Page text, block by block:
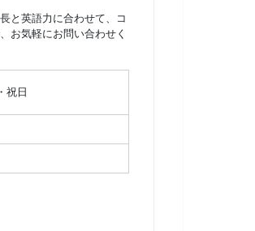
と英語力に合わせて、コ
お気軽にお問い合わせく
祝日